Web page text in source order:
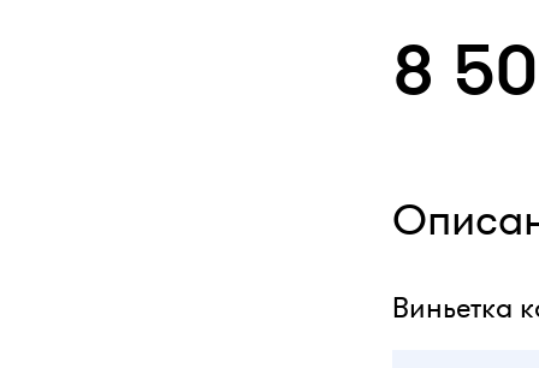
8
Виньетка